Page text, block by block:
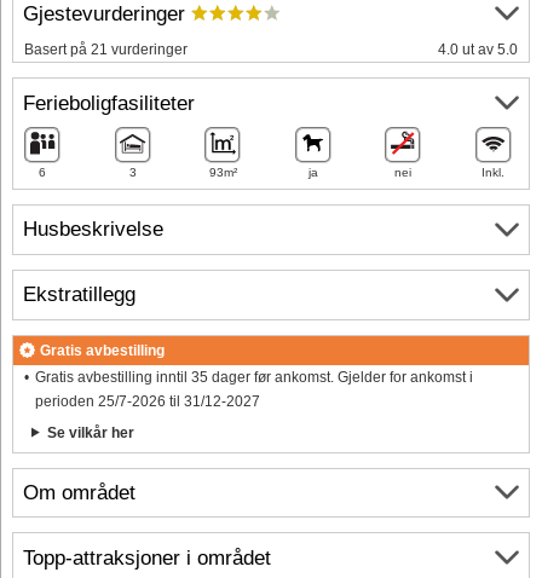
Husbeskrivelse
Om området
Gjestevurderinger
Basert på 21 vurderinger 4.0 ut av 5.0
Ferieboligfasiliteter
6 3 93m² ja nei Inkl.
Ekstratillegg
Gratis avbestilling
Gratis avbestilling inntil 35 dager før ankomst. Gjelder for ankomst i
perioden 25/7-2026 til 31/12-2027
Se vilkår her
Topp-attraksjoner i området